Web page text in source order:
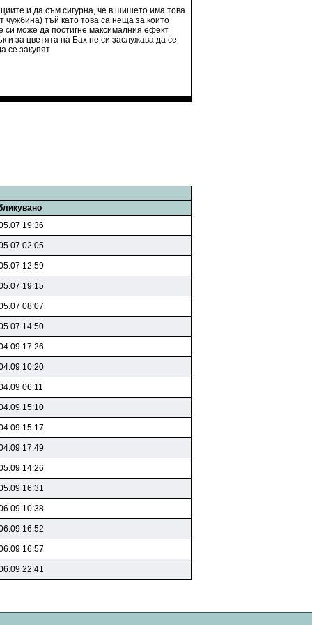
и да съм сигурна, че в шишето има това
чужбина) тъй като това са неща за които
си може да постигне максималния ефект
и за цветята на Бах не си заслужава да се
се закупят
19:36
02:05
12:59
19:15
08:07
14:50
17:26
10:20
06:11
15:10
15:17
17:49
14:26
16:31
10:38
16:52
16:57
22:41